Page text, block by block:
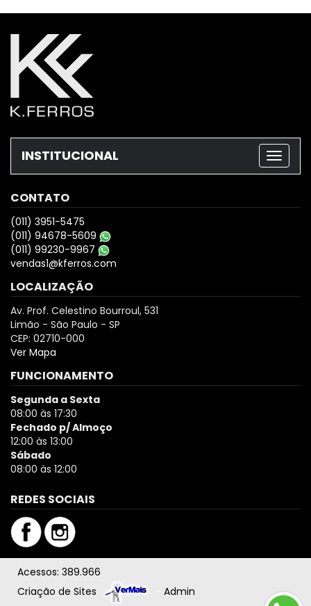
INSTITUCIONAL
CONTATO
(011) 3951-5475
(011) 94678-5609
(011) 99230-9967
vendas1@kferros.com
LOCALIZAÇÃO
Av. Prof. Celestino Bourroul, 531
Limão - São Paulo - SP
CEP: 02710-000
Ver Mapa
FUNCIONAMENTO
Segunda a Sexta
08:00 às 17:30
Fechado p/ Almoço
12:00 às 13:00
Sábado
08:00 às 12:00
REDES SOCIAIS
Acessos: 389.966
Criação de Sites
Admin